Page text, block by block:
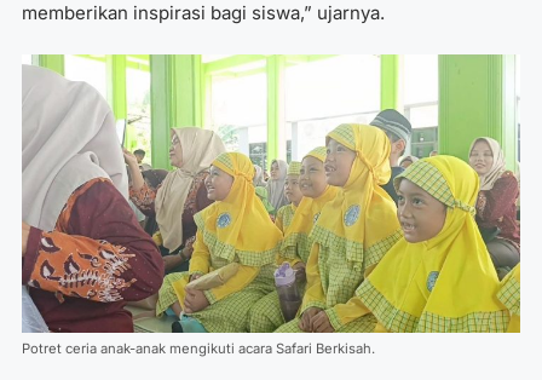
memberikan inspirasi bagi siswa,” ujarnya.
Potret ceria anak-anak mengikuti acara Safari Berkisah.